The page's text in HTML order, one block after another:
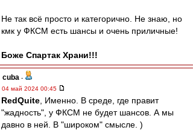
Не так всё просто и категорично. Не знаю, но
кмк у ФКСМ есть шансы и очень приличные!
Боже Спартак Храни!!!
cuba -
04 май 2024 00:45
RedQuite , Именно. В среде, где правит
"жадность", у ФКСМ не будет шансов. А мы
давно в ней. В "широком" смысле. )